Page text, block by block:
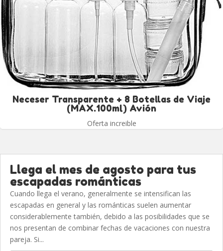
Neceser Transparente + 8 Botellas de Viaje
(MAX.100ml) Avión
Oferta increible
Llega el mes de agosto para tus
escapadas románticas
Cuando llega el verano, generalmente se intensifican las
escapadas en general y las románticas suelen aumentar
considerablemente también, debido a las posibilidades que se
nos presentan de combinar fechas de vacaciones con nuestra
pareja. Si...